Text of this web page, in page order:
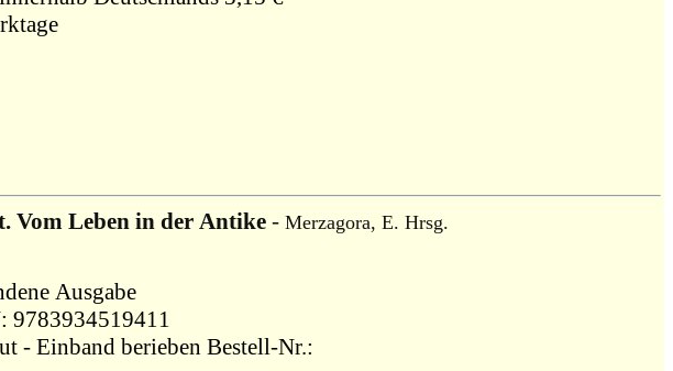
Vom Leben in der Antike - Merzagora, E. Hrsg.
Gebundene Ausgabe
9783934519411
- Einband berieben Bestell-Nr.: